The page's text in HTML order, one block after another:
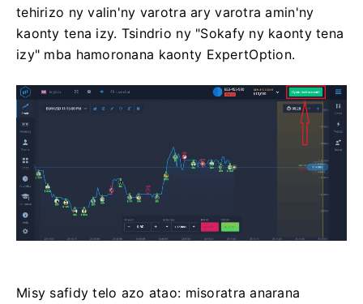
tehirizo ny valin'ny varotra ary varotra amin'ny
kaonty tena izy. Tsindrio ny "Sokafy ny kaonty tena
izy" mba hamoronana kaonty ExpertOption.
Misy safidy telo azo atao: misoratra anarana